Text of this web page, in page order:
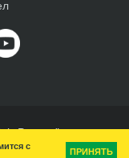
Рослин"
с
ПРИНЯТЬ